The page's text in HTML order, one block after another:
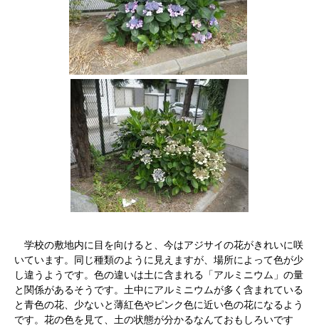
学校の敷地内に目を向けると、今はアジサイの花がきれいに咲
いています。同じ種類のように見えますが、場所によって色が少
し違うようです。色の違いは土に含まれる「アルミニウム」の量
と関係があるそうです。土中にアルミニウムが多く含まれている
と青色の花、少ないと薄紅色やピンク色に近い色の花になるよう
です。花の色を見て、土の状態が分かるなんておもしろいです